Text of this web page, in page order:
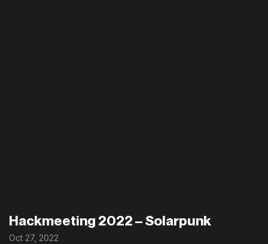
Hackmeeting 2022 – Solarpunk
Oct 27, 2022